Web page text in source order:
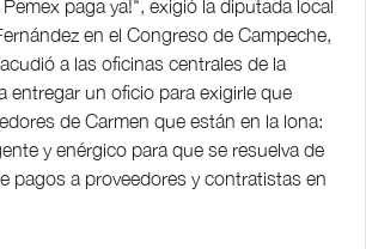
paga ya!", exigió la diputada local
en el Congreso de Campeche,
a las oficinas centrales de la
entregar un oficio para exigirle que
de Carmen que están en la lona:
y enérgico para que se resuelva de
pagos a proveedores y contratistas en